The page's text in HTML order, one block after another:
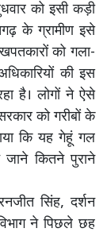
को इसी कड़ी
के ग्रामीण इसे
को गला-
की इस
है। लोगों ने ऐसे
को गरीबों के
कि यह गेहूं गल
कितने पुराने
सिंह, दर्शन
ने पिछले छह